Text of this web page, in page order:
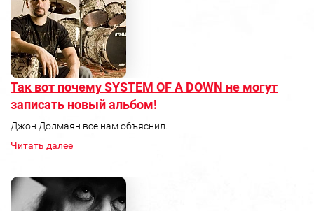
Так вот почему SYSTEM OF A DOWN не могут
записать новый альбом!
Джон Долмаян все нам объяснил.
Читать далее